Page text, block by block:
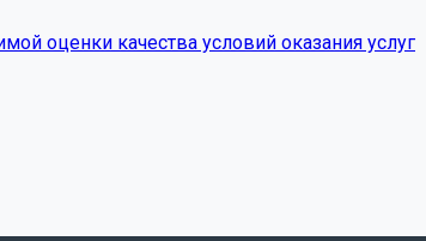
оценки качества условий оказания услуг